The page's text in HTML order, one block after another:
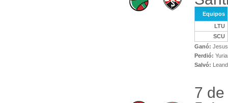
Equipos
LTU
SCU
Ganó:
Perdió:
Salvó:
7